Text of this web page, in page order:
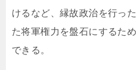
けるなど、縁故政治を行っ
た将軍権力を盤石にするた
できる。